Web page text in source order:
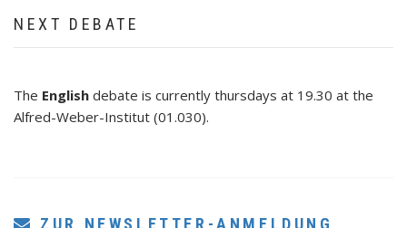
NEXT DEBATE
The English debate is currently thursdays at 19.30 at the
Alfred-Weber-Institut (01.030).
ZUR NEWSLETTER-ANMELDUNG